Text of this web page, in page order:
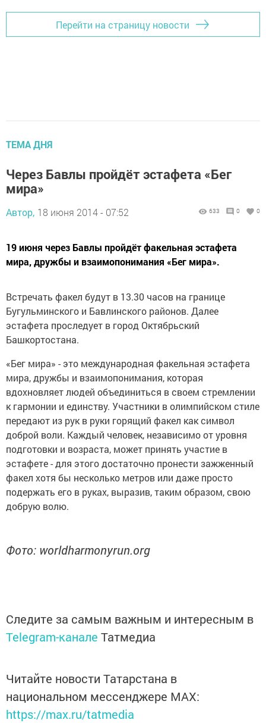
Перейти на страницу новости
ТЕМА ДНЯ
Через Бавлы пройдёт эстафета «Бег
мира»
Автор, 18 июня 2014 - 07:52 633 0 0
19 июня через Бавлы пройдёт факельная эстафета
мира, дружбы и взаимопонимания «Бег мира».
Встречать факел будут в 13.30 часов на границе
Бугульминского и Бавлинского районов. Далее
эстафета проследует в город Октябрьский
Башкортостана.
«Бег мира» - это международная факельная эстафета
мира, дружбы и взаимопонимания, которая
вдохновляет людей объединиться в своем стремлении
к гармонии и единству. Участники в олимпийском стиле
передают из рук в руки горящий факел как символ
доброй воли. Каждый человек, независимо от уровня
подготовки и возраста, может принять участие в
эстафете - для этого достаточно пронести зажженный
факел хотя бы несколько метров или даже просто
подержать его в руках, выразив, таким образом, свою
добрую волю.
Фото: worldharmonyrun.org
Следите за самым важным и интересным в
Telegram-канале Татмедиа
Читайте новости Татарстана в
национальном мессенджере MАХ:
https://max.ru/tatmedia